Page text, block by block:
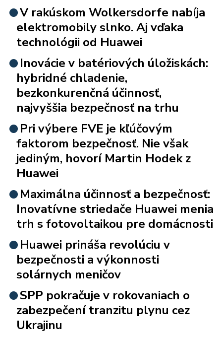
V rakúskom Wolkersdorfe nabíja
elektromobily slnko. Aj vďaka
technológii od Huawei
Inovácie v batériových úložiskách:
hybridné chladenie,
bezkonkurenčná účinnosť,
najvyššia bezpečnosť na trhu
Pri výbere FVE je kľúčovým
faktorom bezpečnosť. Nie však
jediným, hovorí Martin Hodek z
Huawei
Maximálna účinnosť a bezpečnosť:
Inovatívne striedače Huawei menia
trh s fotovoltaikou pre domácnosti
Huawei prináša revolúciu v
bezpečnosti a výkonnosti
solárnych meničov
SPP pokračuje v rokovaniach o
zabezpečení tranzitu plynu cez
Ukrajinu